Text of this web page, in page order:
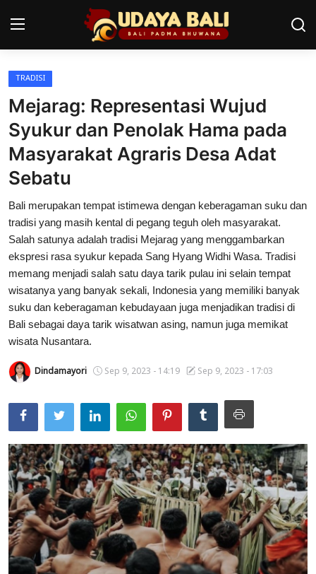
Home
Pura
Desa Adat
Tradisi
Kearifan lokal
Alam Bali
Seni
Kisah
Usadha
Indonesia
TRADISI
Mejarag: Representasi Wujud
Syukur dan Penolak Hama pada
Masyarakat Agraris Desa Adat
Sebatu
Bali merupakan tempat istimewa dengan keberagaman suku dan
tradisi yang masih kental di pegang teguh oleh masyarakat.
Salah satunya adalah tradisi Mejarag yang menggambarkan
ekspresi rasa syukur kepada Sang Hyang Widhi Wasa. Tradisi
memang menjadi salah satu daya tarik pulau ini selain tempat
wisatanya yang banyak sekali, Indonesia yang memiliki banyak
suku dan keberagaman kebudayaan juga menjadikan tradisi di
Bali sebagai daya tarik wisatwan asing, namun juga memikat
wisata Nusantara.
Dindamayori Sep 9, 2023 - 14:19 Sep 9, 2023 - 17:03